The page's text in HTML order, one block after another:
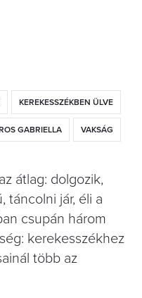
KEREKESSZÉKBEN ÜLVE
GABRIELLA VAKSÁG
átlag: dolgozik,
táncolni jár, éli a
csupán három
kerekesszékhez
több az